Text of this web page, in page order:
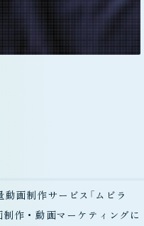
画制作サービス「ムビラ
作・動画マーケティングに